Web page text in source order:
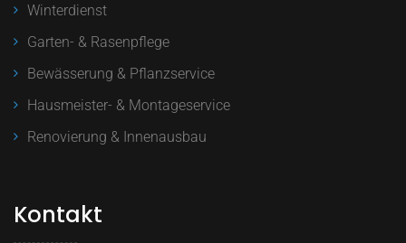
Winterdienst
Garten- & Rasenpflege
Bewässerung & Pflanzservice
Hausmeister- & Montageservice
Renovierung & Innenausbau
Kontakt